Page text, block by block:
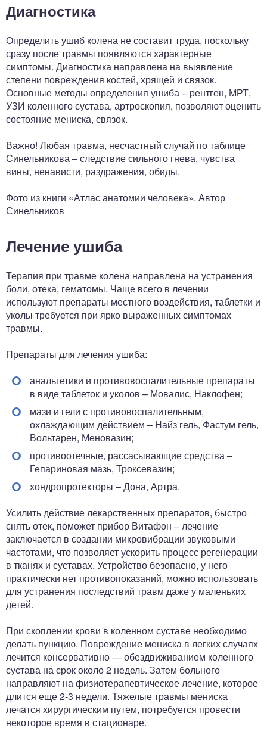
Диагностика
Определить ушиб колена не составит труда, поскольку
сразу после травмы появляются характерные
симптомы. Диагностика направлена на выявление
степени повреждения костей, хрящей и связок.
Основные методы определения ушиба – рентген, МРТ,
УЗИ коленного сустава, артроскопия, позволяют оценить
состояние мениска, связок.
Важно! Любая травма, несчастный случай по таблице
Синельникова – следствие сильного гнева, чувства
вины, ненависти, раздражения, обиды.
Фото из книги «Атлас анатомии человека». Автор
Синельников
Лечение ушиба
Терапия при травме колена направлена на устранения
боли, отека, гематомы. Чаще всего в лечении
используют препараты местного воздействия, таблетки и
уколы требуется при ярко выраженных симптомах
травмы.
Препараты для лечения ушиба:
анальгетики и противовоспалительные препараты
в виде таблеток и уколов – Мовалис, Наклофен;
мази и гели с противовоспалительным,
охлаждающим действием – Найз гель, Фастум гель,
Вольтарен, Меновазин;
противоотечные, рассасывающие средства –
Гепариновая мазь, Троксевазин;
хондропротекторы – Дона, Артра.
Усилить действие лекарственных препаратов, быстро
снять отек, поможет прибор Витафон – лечение
заключается в создании микровибрации звуковыми
частотами, что позволяет ускорить процесс регенерации
в тканях и суставах. Устройство безопасно, у него
практически нет противопоказаний, можно использовать
для устранения последствий травм даже у маленьких
детей.
При скоплении крови в коленном суставе необходимо
делать пункцию. Повреждение мениска в легких случаях
лечится консервативно — обездвиживанием коленного
сустава на срок около 2 недель. Затем больного
направляют на физиотерапевтическое лечение, которое
длится еще 2-3 недели. Тяжелые травмы мениска
лечатся хирургическим путем, потребуется провести
некоторое время в стационаре.